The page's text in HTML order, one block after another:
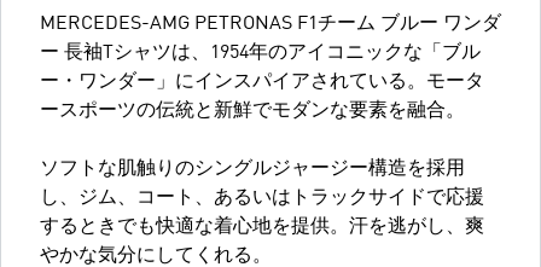
MERCEDES-AMG PETRONAS F1チーム ブルー ワンダ
ー 長袖Tシャツは、1954年のアイコニックな「ブル
ー・ワンダー」にインスパイアされている。モータ
ースポーツの伝統と新鮮でモダンな要素を融合。
ソフトな肌触りのシングルジャージー構造を採用
し、ジム、コート、あるいはトラックサイドで応援
するときでも快適な着心地を提供。汗を逃がし、爽
やかな気分にしてくれる。